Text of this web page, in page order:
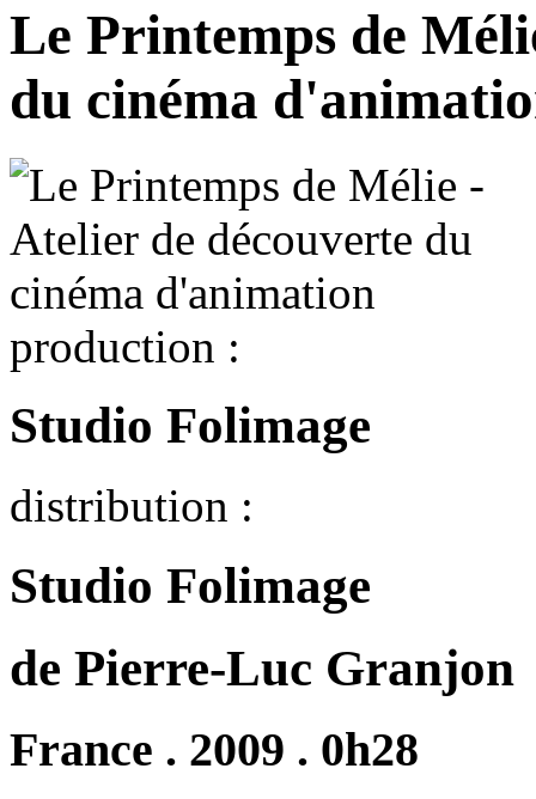
Le Printemps de
du cinéma
production :
Studio Folimage
distribution :
Studio Folimage
de Pierre-Luc Granjon
France . 2009 . 0h28